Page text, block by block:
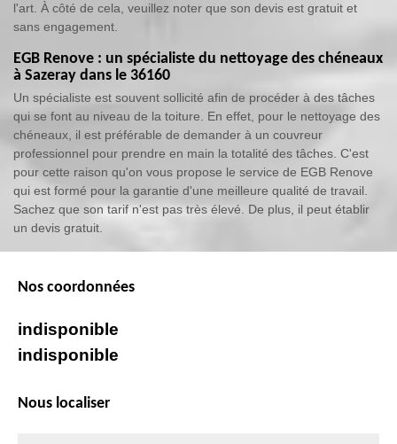
l'art. À côté de cela, veuillez noter que son devis est gratuit et
sans engagement.
EGB Renove : un spécialiste du nettoyage des chéneaux
à Sazeray dans le 36160
Un spécialiste est souvent sollicité afin de procéder à des tâches
qui se font au niveau de la toiture. En effet, pour le nettoyage des
chéneaux, il est préférable de demander à un couvreur
professionnel pour prendre en main la totalité des tâches. C'est
pour cette raison qu'on vous propose le service de EGB Renove
qui est formé pour la garantie d'une meilleure qualité de travail.
Sachez que son tarif n'est pas très élevé. De plus, il peut établir
un devis gratuit.
Nos coordonnées
indisponible
indisponible
Nous localiser